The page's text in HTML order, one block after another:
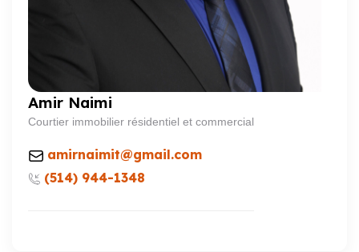
Amir Naimi
Courtier immobilier résidentiel et commercial
amirnaimit@gmail.com
(514) 944-1348